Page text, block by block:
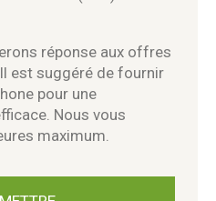
réponse aux offres
est suggéré de fournir
pour une
Nous vous
maximum.